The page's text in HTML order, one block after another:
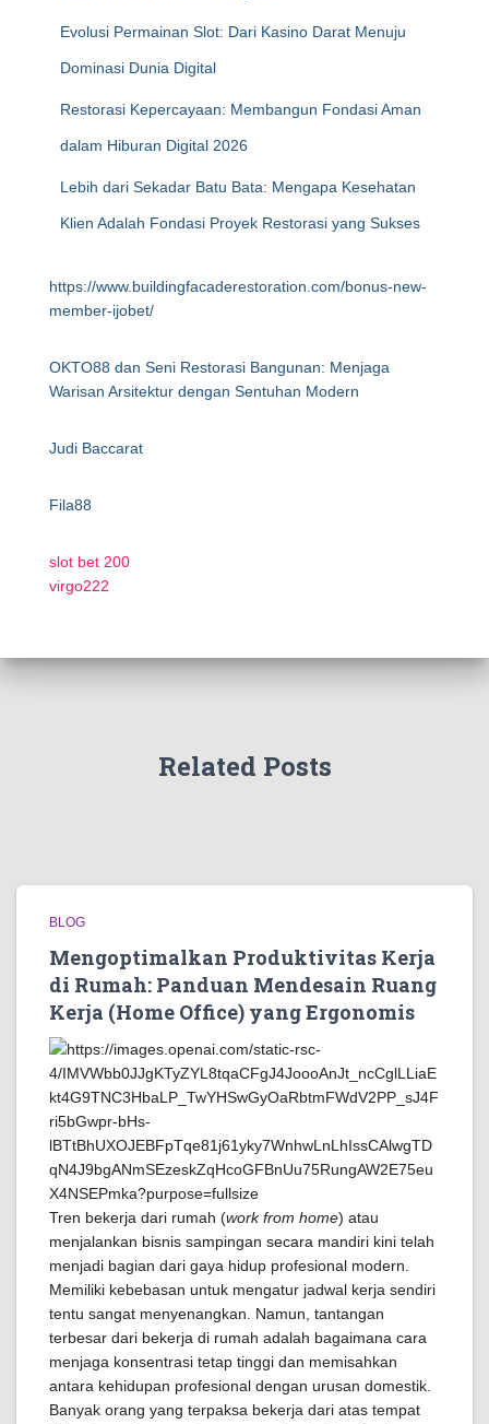
Evolusi Permainan Slot: Dari Kasino Darat Menuju
Dominasi Dunia Digital
Restorasi Kepercayaan: Membangun Fondasi Aman
dalam Hiburan Digital 2026
Lebih dari Sekadar Batu Bata: Mengapa Kesehatan
Klien Adalah Fondasi Proyek Restorasi yang Sukses
https://www.buildingfacaderestoration.com/bonus-new-
member-ijobet/
OKTO88 dan Seni Restorasi Bangunan: Menjaga
Warisan Arsitektur dengan Sentuhan Modern
Judi Baccarat
Fila88
slot bet 200
virgo222
Related Posts
BLOG
Mengoptimalkan Produktivitas Kerja
di Rumah: Panduan Mendesain Ruang
Kerja (Home Office) yang Ergonomis
Tren bekerja dari rumah (work from home) atau
menjalankan bisnis sampingan secara mandiri kini telah
menjadi bagian dari gaya hidup profesional modern.
Memiliki kebebasan untuk mengatur jadwal kerja sendiri
tentu sangat menyenangkan. Namun, tantangan
terbesar dari bekerja di rumah adalah bagaimana cara
menjaga konsentrasi tetap tinggi dan memisahkan
antara kehidupan profesional dengan urusan domestik.
Banyak orang yang terpaksa bekerja dari atas tempat